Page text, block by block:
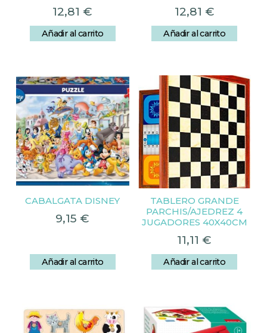
12,81 €
Añadir al carrito
12,81 €
Añadir al carrito
CABALGATA DISNEY
9,15 €
Añadir al carrito
TABLERO GRANDE
PARCHIS/AJEDREZ 4
JUGADORES 40X40CM
11,11 €
Añadir al carrito